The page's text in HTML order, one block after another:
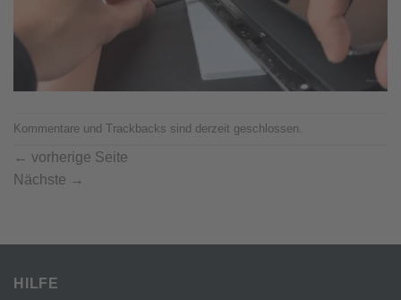
Kommentare und Trackbacks sind derzeit geschlossen.
← vorherige Seite
Nächste →
HILFE